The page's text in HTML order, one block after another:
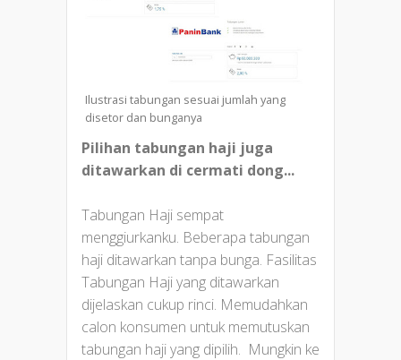
Ilustrasi tabungan sesuai jumlah yang
disetor dan bunganya
Pilihan tabungan haji juga
ditawarkan di cermati dong...
Tabungan Haji sempat
menggiurkanku. Beberapa tabungan
haji ditawarkan tanpa bunga. Fasilitas
Tabungan Haji yang ditawarkan
dijelaskan cukup rinci. Memudahkan
calon konsumen untuk memutuskan
tabungan haji yang dipilih. Mungkin ke